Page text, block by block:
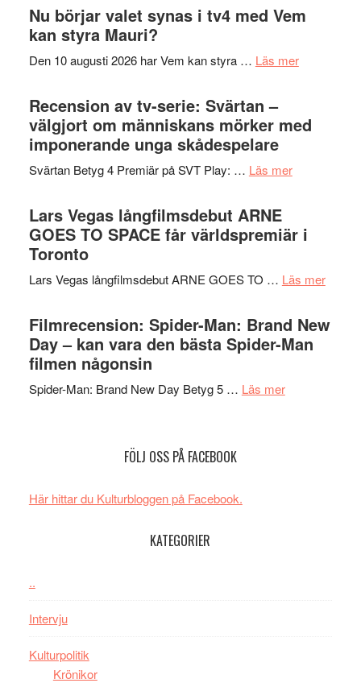
och
Shadow
Edge
och
en
i
Nu börjar valet synas i tv4 med Vem
kan styra Mauri?
Den 10 augusti 2026 har Vem kan styra … Läs merom
valet
synas
kan
Recension av tv-serie: Svärtan –
välgjort om människans mörker med
imponerande unga skådespelare
Svärtan Betyg 4 Premiär på SVT Play: … Läs merom
tv-
serie:
–
om
människans
Lars Vegas långfilmsdebut ARNE
GOES TO SPACE får världspremiär i
Toronto
Lars Vegas långfilmsdebut ARNE GOES TO … Läs merom
Filmrecension: Spider-Man: Brand New
Day – kan vara den bästa Spider-Man
filmen någonsin
Spider-Man: Brand New Day Betyg 5 … Läs merom
FÖLJ OSS PÅ FACEBOOK
Här hittar du Kulturbloggen på Facebook.
KATEGORIER
..
Intervju
Kulturpolitik
Krönikor